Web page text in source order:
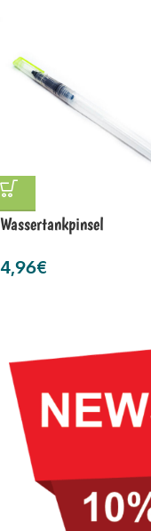
Wassertankpinsel
4,96€